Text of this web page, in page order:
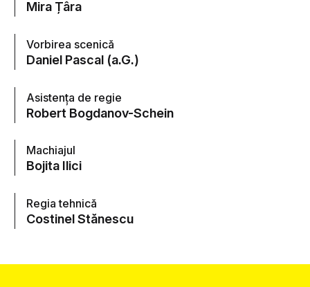
Mira Țâra
Vorbirea scenică
Daniel Pascal (a.G.)
Asistența de regie
Robert Bogdanov-Schein
Machiajul
Bojita Ilici
Regia tehnică
Costinel Stănescu